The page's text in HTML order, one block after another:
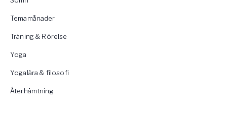
Temamånader
Träning & Rörelse
Yoga
Yogalära & filosofi
Återhämtning